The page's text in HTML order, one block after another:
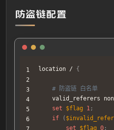
防盗链配置
location / {
# 防盗链 白名单
valid_referers
set
$flag 1 ;
if
(
set
$flag 0 ;